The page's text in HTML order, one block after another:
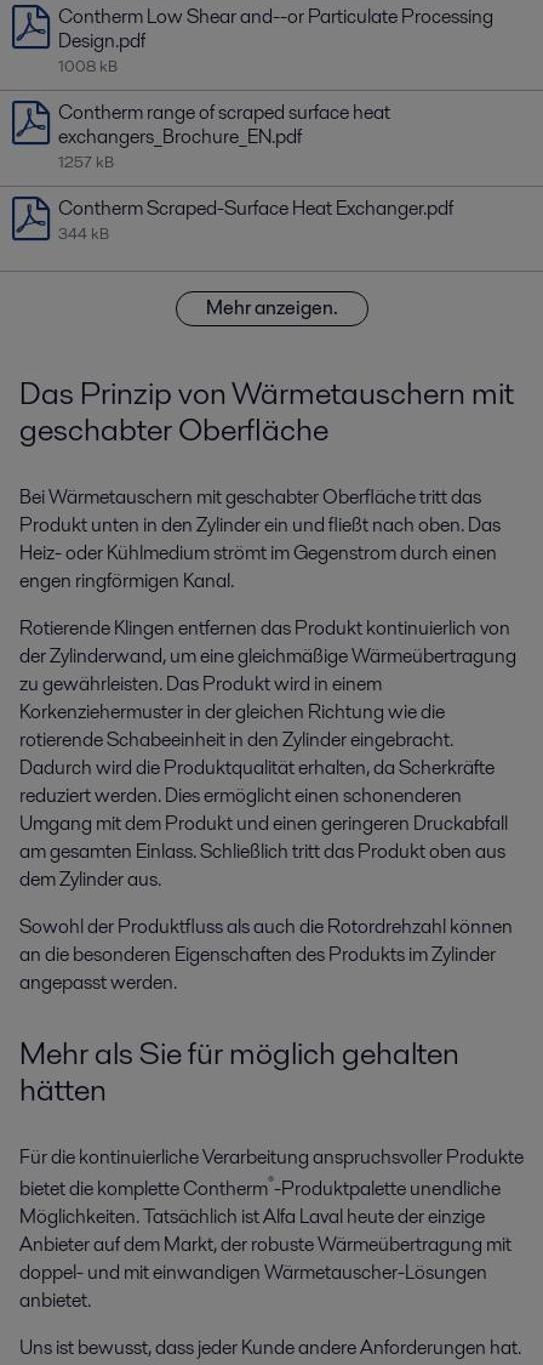
Contherm Low Shear and--or Particulate Processing
Design.pdf
1008 kB
Contherm range of scraped surface heat
exchangers_Brochure_EN.pdf
1257 kB
Contherm Scraped-Surface Heat Exchanger.pdf
344 kB
Mehr anzeigen.
Das Prinzip von Wärmetauschern mit
geschabter Oberfläche
Bei Wärmetauschern mit geschabter Oberfläche tritt das
Produkt unten in den Zylinder ein und fließt nach oben. Das
Heiz- oder Kühlmedium strömt im Gegenstrom durch einen
engen ringförmigen Kanal.
Rotierende Klingen entfernen das Produkt kontinuierlich von
der Zylinderwand, um eine gleichmäßige Wärmeübertragung
zu gewährleisten. Das Produkt wird in einem
Korkenziehermuster in der gleichen Richtung wie die
rotierende Schabeeinheit in den Zylinder eingebracht.
Dadurch wird die Produktqualität erhalten, da Scherkräfte
reduziert werden. Dies ermöglicht einen schonenderen
Umgang mit dem Produkt und einen geringeren Druckabfall
am gesamten Einlass. Schließlich tritt das Produkt oben aus
dem Zylinder aus.
Sowohl der Produktfluss als auch die Rotordrehzahl können
an die besonderen Eigenschaften des Produkts im Zylinder
angepasst werden.
Mehr als Sie für möglich gehalten
hätten
Für die kontinuierliche Verarbeitung anspruchsvoller Produkte
bietet die komplette Contherm®-Produktpalette unendliche
Möglichkeiten. Tatsächlich ist Alfa Laval heute der einzige
Anbieter auf dem Markt, der robuste Wärmeübertragung mit
doppel- und mit einwandigen Wärmetauscher-Lösungen
anbietet.
Uns ist bewusst, dass jeder Kunde andere Anforderungen hat.